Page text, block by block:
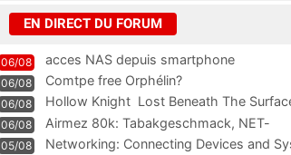
EN DIRECT DU FORUM
06/08 acces NAS depuis smartphone
06/08 Comtpe free Orphélin?
06/08 Hollow Knight  Lost Beneath The
06/08
Airmez 80k: Tabakgeschmack, NET-
Technologie und Leistung im
05/08 Networking: Connecting Devices and